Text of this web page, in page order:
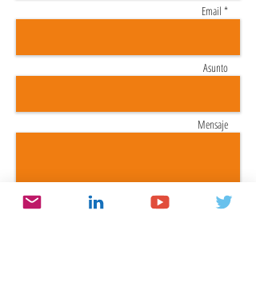
Email *
Asunto
Mensaje